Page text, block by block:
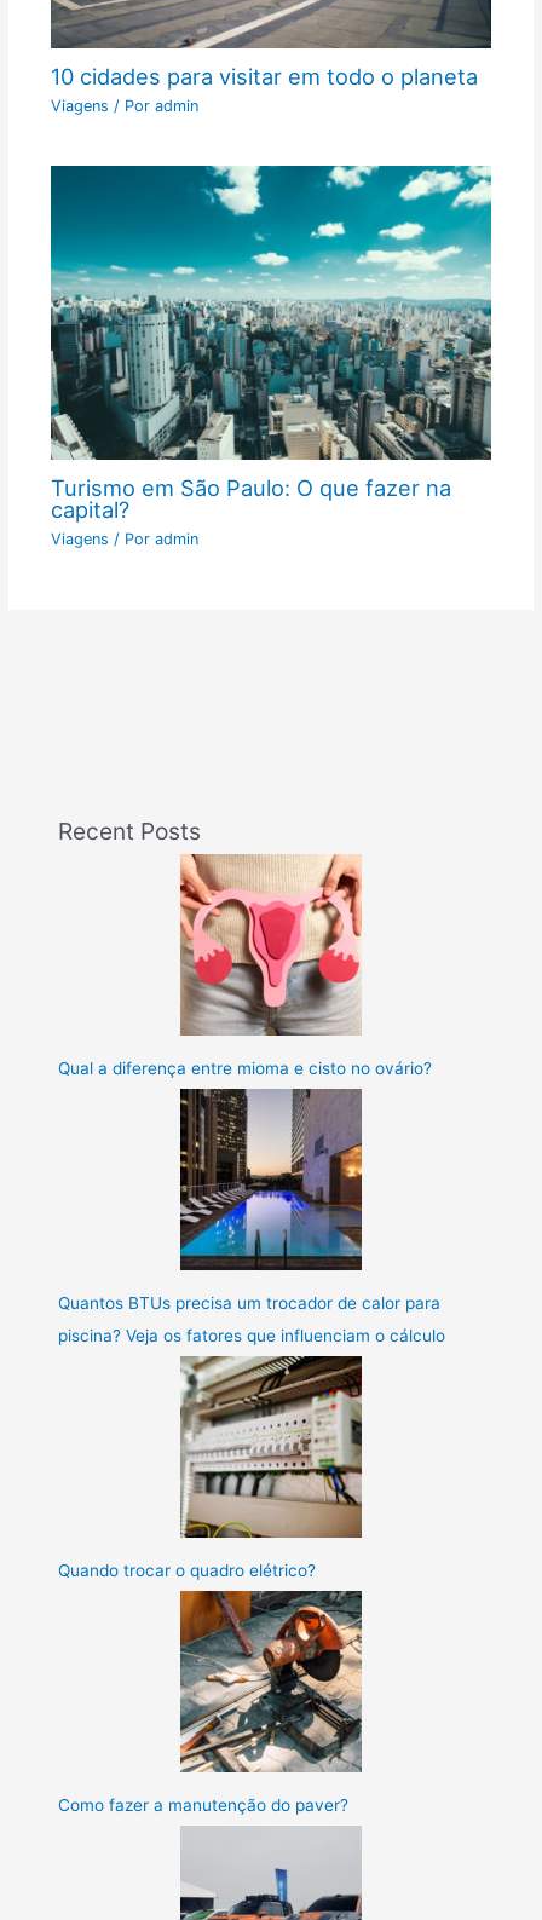
10 cidades para visitar em todo o planeta
Viagens / Por admin
Turismo em São Paulo: O que fazer na
capital?
Viagens / Por admin
Recent Posts
Qual a diferença entre mioma e cisto no ovário?
Quantos BTUs precisa um trocador de calor para
piscina? Veja os fatores que influenciam o cálculo
Quando trocar o quadro elétrico?
Como fazer a manutenção do paver?